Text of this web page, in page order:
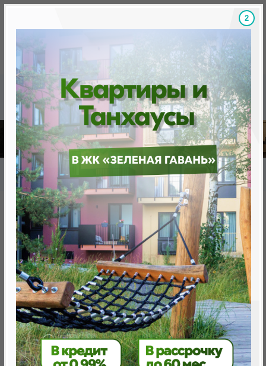
Скидки на новостройки, бонусы Готовые
Главная База новостроек Минска «Минск Мир»
9.4 "Бразилиа", квартал "Южная Америка"
9.4 "Бразилиа", квартал
"Южная Америка"
от 0 BYN (0 USD)
Минск, Октябрьский, ул. Н. Теслы
метро «Ковальская Слобода», 566 м
1